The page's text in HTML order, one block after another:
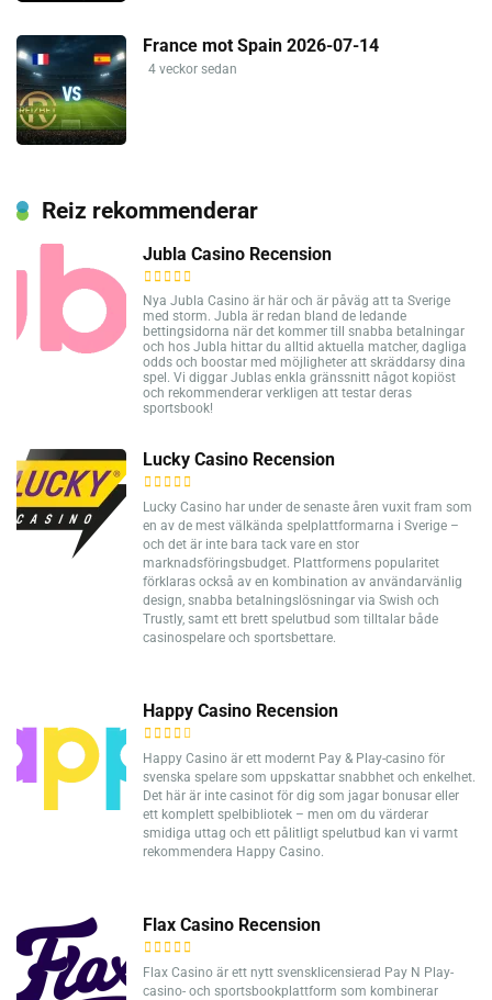
France mot Spain 2026-07-14
4 veckor sedan
Reiz rekommenderar
Jubla Casino Recension
Nya Jubla Casino är här och är påväg att ta Sverige
med storm. Jubla är redan bland de ledande
bettingsidorna när det kommer till snabba betalningar
och hos Jubla hittar du alltid aktuella matcher, dagliga
odds och boostar med möjligheter att skräddarsy dina
spel. Vi diggar Jublas enkla gränssnitt något kopiöst
och rekommenderar verkligen att testar deras
sportsbook!
Lucky Casino Recension
Lucky Casino har under de senaste åren vuxit fram som
en av de mest välkända spelplattformarna i Sverige –
och det är inte bara tack vare en stor
marknadsföringsbudget. Plattformens popularitet
förklaras också av en kombination av användarvänlig
design, snabba betalningslösningar via Swish och
Trustly, samt ett brett spelutbud som tilltalar både
casinospelare och sportsbettare.
Happy Casino Recension
Happy Casino är ett modernt Pay & Play-casino för
svenska spelare som uppskattar snabbhet och enkelhet.
Det här är inte casinot för dig som jagar bonusar eller
ett komplett spelbibliotek – men om du värderar
smidiga uttag och ett pålitligt spelutbud kan vi varmt
rekommendera Happy Casino.
Flax Casino Recension
Flax Casino är ett nytt svensklicensierad Pay N Play-
casino- och sportsbookplattform som kombinerar